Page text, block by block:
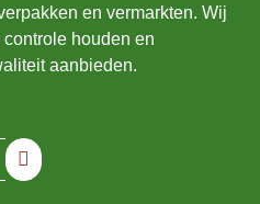
en vermarkten. Wij
houden en
aanbieden.